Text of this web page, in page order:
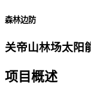
森林边防
关帝山林场太阳
项目概述